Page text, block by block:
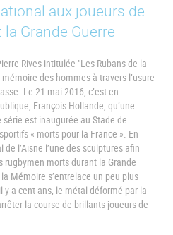
aux joueurs de
Grande Guerre
Rives intitulée "Les Rubans de la
des hommes à travers l’usure
Le 21 mai 2016, c’est en
François Hollande, qu’une
est inaugurée au Stade de
« morts pour la France ». En
l’Aisne l’une des sculptures afin
rugbymen morts durant la Grande
Mémoire s’entrelace un peu plus
y a cent ans, le métal déformé par la
la course de brillants joueurs de